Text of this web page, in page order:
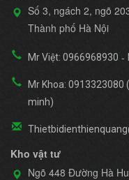
Số 3, ngách 2, ngõ
Thành phố Hà Nội
Mr Việt: 0966968930 -
Mr Khoa:
minh)
Kho vật tư
Ngõ 448 Đường Hà